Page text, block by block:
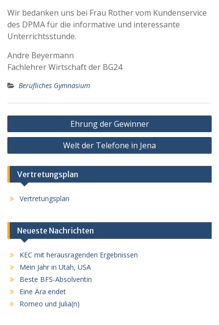
Wir bedanken uns bei Frau Rother vom Kundenservice
des DPMA für die informative und interessante
Unterrichtsstunde.
Andre Beyermann
Fachlehrer Wirtschaft der BG24
Berufliches Gymnasium
Beitragsnavigation
Ehrung der Gewinner
Welt der Telefone in Jena
Vertretungsplan
Vertretungsplan
Neueste Nachrichten
KEC mit herausragenden Ergebnissen
Mein Jahr in Utah, USA
Beste BFS-Absolventin
Eine Ära endet
Romeo und Julia(n)